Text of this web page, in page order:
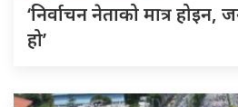
‘निर्वाचन नेताको मात्र होइन,
हो’